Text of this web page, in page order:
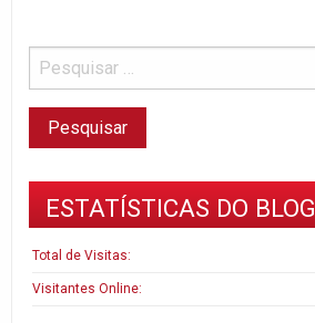
ESTATÍSTICAS DO BLOG
Total de Visitas:
Visitantes Online: